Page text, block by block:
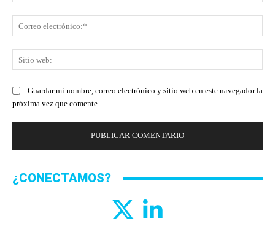
Guardar mi nombre, correo electrónico y sitio web en este navegador la
próxima vez que comente.
¿CONECTAMOS?